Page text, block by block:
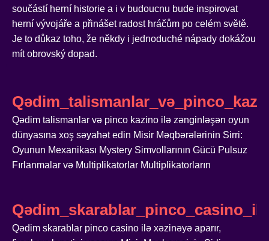
součástí herní historie a i v budoucnu bude inspirovat
herní vývojáře a přinášet radost hráčům po celém světě.
Je to důkaz toho, že někdy i jednoduché nápady dokážou
mít obrovský dopad.
Qədim talismanlar və pinco kazino ilə zənginləşən oyun
dünyasına xoş səyahət edin Misir Məqbərələrinin Sirri:
Oyunun Mexanikası Mystery Simvollarının Gücü Pulsuz
Fırlanmalar və Multiplikatorlar Multiplikatorların
Qədim skarablar pinco casino ilə xəzinəyə aparır,